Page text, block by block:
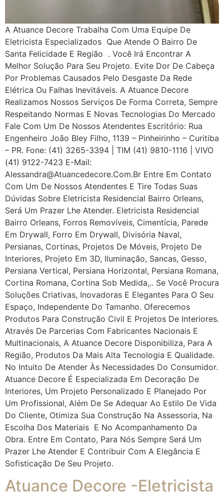
A Atuance Decore Trabalha Com Uma Equipe De
Eletricista Especializados Que Atende O Bairro De
Santa Felicidade E Região . Você Irá Encontrar A
Melhor Solução Para Seu Projeto. Evite Dor De Cabeça
Por Problemas Causados Pelo Desgaste Da Rede
Elétrica Ou Falhas Inevitáveis. A Atuance Decore
Realizamos Nossos Serviços De Forma Correta, Sempre
Respeitando Normas E Novas Tecnologias Do Mercado
Fale Com Um De Nossos Atendentes Escritório: Rua
Engenheiro João Bley Filho, 1139 – Pinheirinho – Curitiba
– PR. Fone: (41) 3265-3394 | TIM (41) 9810-1116 | VIVO
(41) 9122-7423 E-Mail:
Alessandra@atuancedecore.com.br Entre Em Contato
Com Um De Nossos Atendentes E Tire Todas Suas
Dúvidas Sobre Eletricista Residencial Bairro Orleans,
Será Um Prazer Lhe Atender. Eletricista Residencial
Bairro Orleans, Forros Removíveis, Cimentícia, Parede
Em Drywall, Forro Em Drywall, Divisória Naval,
Persianas, Cortinas, Projetos De Móveis, Projeto De
Interiores, Projeto Em 3D, Iluminação, Sancas, Gesso,
Persiana Vertical, Persiana Horizontal, Persiana Romana,
Cortina Romana, Cortina Sob Medida,.. Se Você Procura
Soluções Criativas, Inovadoras E Elegantes Para O Seu
Espaço, Independente Do Tamanho. Oferecemos
Produtos Para Construção Civil E Projetos De Interiores.
Através De Parcerias Com Fabricantes Nacionais E
Multinacionais, A Atuance Decore Disponibiliza, Para A
Região, Produtos Da Mais Alta Tecnologia E Qualidade.
No Intuito De Atender Às Necessidades Do Consumidor.
Atuance Decore É Especializada Em Decoração De
Interiores, Um Projeto Personalizado E Planejado Por
Um Profissional, Além De Se Adequar Ao Estilo De Vida
Do Cliente, Otimiza Sua Construção Na Assessoria, Na
Escolha Dos Materiais E No Acompanhamento Da
Obra. Entre Em Contato, Para Nós Sempre Será Um
Prazer Lhe Atender E Contribuir Com A Elegância E
Sofisticação De Seu Projeto.
Atuance Decore -Eletricista